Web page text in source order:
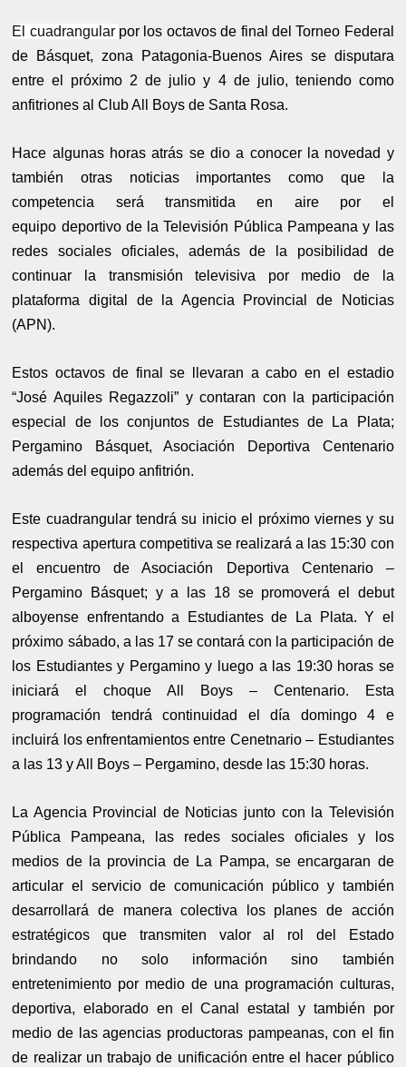
El cuadrangular por los octavos de final del Torneo Federal
de Básquet, zona Patagonia-Buenos Aires se disputara
entre el próximo 2 de julio y 4 de julio, teniendo como
anfitriones al Club All Boys de Santa Rosa.
Hace algunas horas atrás se dio a conocer la novedad y
también otras noticias importantes como que la
competencia será transmitida en aire por el
equipo deportivo de la Televisión Pública Pampeana y las
redes sociales oficiales, además de la posibilidad de
continuar la transmisión televisiva por medio de la
plataforma digital de la Agencia Provincial de Noticias
(APN).
Estos octavos de final se llevaran a cabo en el estadio
“José Aquiles Regazzoli” y contaran con la participación
especial de los conjuntos de Estudiantes de La Plata;
Pergamino Básquet, Asociación Deportiva Centenario
además del equipo anfitrión.
Este cuadrangular tendrá su inicio el próximo viernes y su
respectiva apertura competitiva se realizará a las 15:30 con
el encuentro de Asociación Deportiva Centenario –
Pergamino Básquet; y a las 18 se promoverá el debut
alboyense enfrentando a Estudiantes de La Plata. Y el
próximo sábado, a las 17 se contará con la participación de
los Estudiantes y Pergamino y luego a las 19:30 horas se
iniciará el choque All Boys – Centenario. Esta
programación tendrá continuidad el día domingo 4 e
incluirá los enfrentamientos entre Cenetnario – Estudiantes
a las 13 y All Boys – Pergamino, desde las 15:30 horas.
La Agencia Provincial de Noticias junto con la Televisión
Pública Pampeana, las redes sociales oficiales y los
medios de la provincia de La Pampa, se encargaran de
articular el servicio de comunicación público y también
desarrollará de manera colectiva los planes de acción
estratégicos que transmiten valor al rol del Estado
brindando no solo información sino también
entretenimiento por medio de una programación culturas,
deportiva, elaborado en el Canal estatal y también por
medio de las agencias productoras pampeanas, con el fin
de realizar un trabajo de unificación entre el hacer público